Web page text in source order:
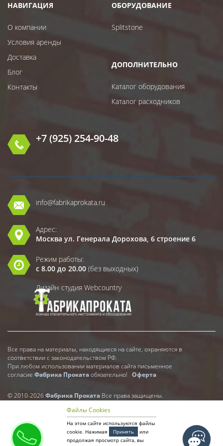
НАВИГАЦИЯ
О компании
Условия аренды
Доставка
Блог
Контакты
ОБОРУДОВАНИЕ
Splitstone
ДОПОЛНИТЕЛЬНО
Каталог оборудования
Каталог расходников
+7 (925) 254-90-48
info@fabrikaprokata.ru
Адрес:
Москва ул. Генерала Дорохова, 6 строение 6
Режим работы:
с 8.00 до 20.00 (без выходных)
Дизайн студия Webcountry
Все права на материалы, находящиеся на сайте, охраняются в
соответствии с законодательством РФ.
При любом использовании материалов сайта письменное
согласие Фабрика Прокатаобязательно! Оферта
© 2010-2026Фабрика Проката Все права защищены.
Файлы Cookies
На этом сайте используются файлы
cookie. Нажимая
Принять
или
продолжая просмотр сайта, вы